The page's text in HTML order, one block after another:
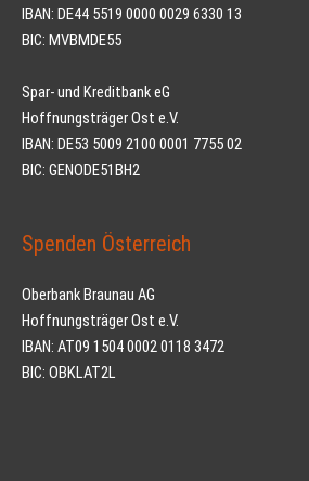
IBAN: DE44 5519 0000 0029 6330 13
BIC: MVBMDE55
Spar- und Kreditbank eG
Hoffnungsträger Ost e.V.
IBAN: DE53 5009 2100 0001 7755 02
BIC: GENODE51BH2
Spenden Österreich
Oberbank Braunau AG
Hoffnungsträger Ost e.V.
IBAN: AT09 1504 0002 0118 3472
BIC: OBKLAT2L